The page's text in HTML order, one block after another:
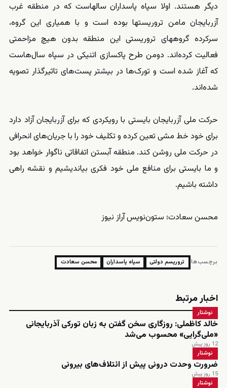
دیگر هستند. اولا سپاه پاسداران سالهاست که در منطقه غرب
آزربایجان مامن تروریستها بوده است و با همیاری این گروه،
سرکرده گروههای تروریستی این منطقه بدون هیچ مزاحمتی
فعالیت کرده‌اند. دومن طرح پاکسازی اتنیکی در سپاه سال‌هاست
که آغاز شده است و تورک‌ها در بیشتر پست‌های تاثیرگذار تصویه
شده‌اند.
حرکت ملی آزربایجان بایستی با رویکردی که برای آزربایجان آزاد دارد
برای خود خط مشی تعین کرده و تکلیف خود را با جریان‌های انحرافی
در حرکت ملی روشن کند. منطقه آبستن اتفاقاتی ناگوار خواهد بود
و ما بایستی برای منافع ملی خود فکری بیاندیشیم و نقشه راهی
داشته باشیم.
محسن سعادت؛ ستون‌نویس آراز نیوز
برچسب‌ها: تروریسم دولتی سپاه پاسداران محسن سعادت
اخبار مرتبط
نوشتار
خالد کاظملی: روزگاری سخن گفتن به زبان تورکی آذربایجانی
«ملی‌گرایی» محسوب می‌شد
12 روز پیش
نوشتار
ضرورت وحدت درونی پیش از ائتلاف‌های بیرونی
15 روز پیش
نوشتار